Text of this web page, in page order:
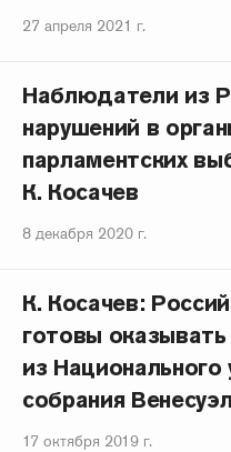
27 апреля 2021 г.
Наблюдатели из
нарушений в
парламентских
К. Косачев
8 декабря 2020 г.
К. Косачев:
готовы
из Национального
собрания
17 октября 2019 г.